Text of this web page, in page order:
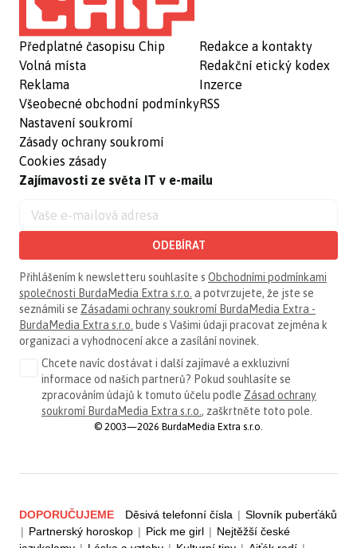
Předplatné časopisu Chip
Volná místa
Reklama
Všeobecné obchodní podmínky
Nastavení soukromí
Zásady ochrany soukromí
Cookies zásady
Redakce a kontakty
Redakční etický kodex
Inzerce
RSS
Zajímavosti ze světa IT v e-mailu
ODEBÍRAT
Přihlášením k newsletteru souhlasíte s Obchodními podmínkami
společnosti BurdaMedia Extra s.r.o. a potvrzujete, že jste se
seznámili se Zásadami ochrany soukromí BurdaMedia Extra -
BurdaMedia Extra s.r.o. bude s Vašimi údaji pracovat zejména k
organizaci a vyhodnocení akce a zasílání novinek.
Chcete navíc dostávat i další zajímavé a exkluzivní
informace od našich partnerů? Pokud souhlasíte se
zpracováním údajů k tomuto účelu podle Zásad ochrany
soukromí BurdaMedia Extra s.r.o. , zaškrtněte toto pole.
© 2003—2026 BurdaMedia Extra s.r.o.
DOPORUČUJEME Děsivá telefonní čísla | Slovník puberťáků
| Partnerský horoskop | Pick me girl | Nejtěžší české